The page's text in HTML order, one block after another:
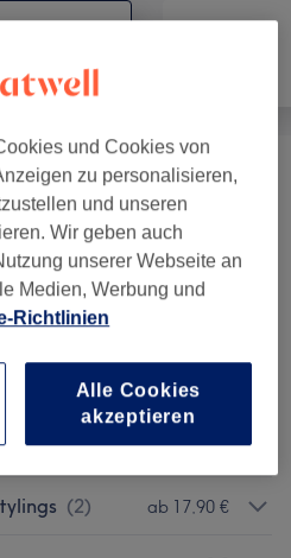
Friseur
(bei
Tel. Melden)
ab 25,90 €
(bei Fragen
(7)
(bei
Tel. Melden)
ab 15 €
(2) ab 17,90 €
und Cookies von
zu personalisieren,
und unseren
Wir geben auch
unserer Webseite an
Medien, Werbung und
Richtlinien
Alle Cookies
akzeptieren